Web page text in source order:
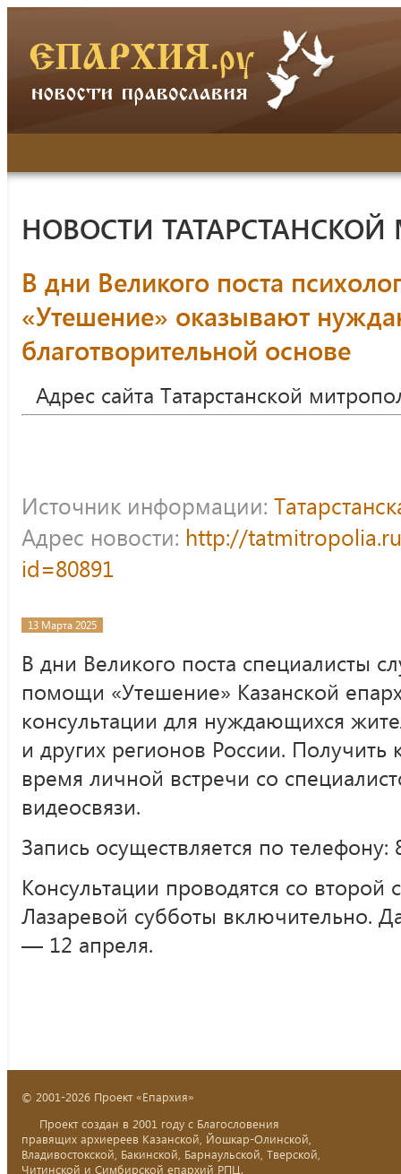
НОВОСТИ
В дни Великого поста
«Утешение» оказывают
благотворительной основе
Адрес сайта Татарстанской
Источник информации:
Адрес новости: http://
id=80891
13 Марта 2025
В дни Великого поста специалисты
помощи «Утешение» Казанской
консультации для нуждающихся
и других регионов России.
время личной встречи со
видеосвязи.
Запись осуществляется по телефону:
Консультации проводятся со второй
Лазаревой субботы включительно.
— 12 апреля.
© 2001-2026 Проект «Епархия»
Проект создан в 2001 году с Благословения
правящих архиереев Казанской, Йошкар-Олинской,
Владивостокской, Бакинской, Барнаульской, Тверской,
Читинской и Симбирской епархий РПЦ.